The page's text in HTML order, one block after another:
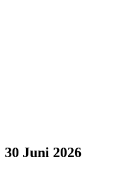
30 Juni 2026